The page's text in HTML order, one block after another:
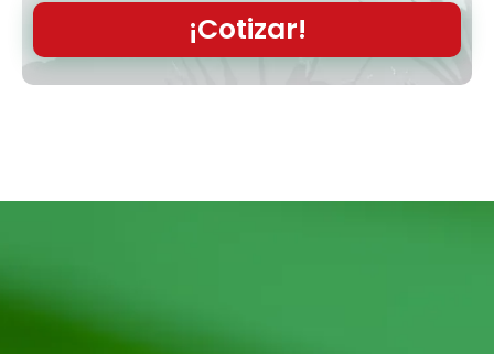
¡Cotizar!